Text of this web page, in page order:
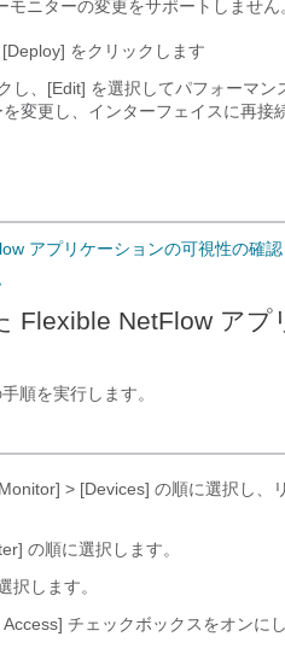
ニターの変更をサポートしません
をクリックします
、[Edit] を選択してパフォーマン
変更し、インターフェイスに再接
アプリケーションの可視性の確認
Flexible NetFlow アプ
順を実行します。
> [Devices] の順に選択し、
の順に選択します。
択します。
チェックボックスをオンにし